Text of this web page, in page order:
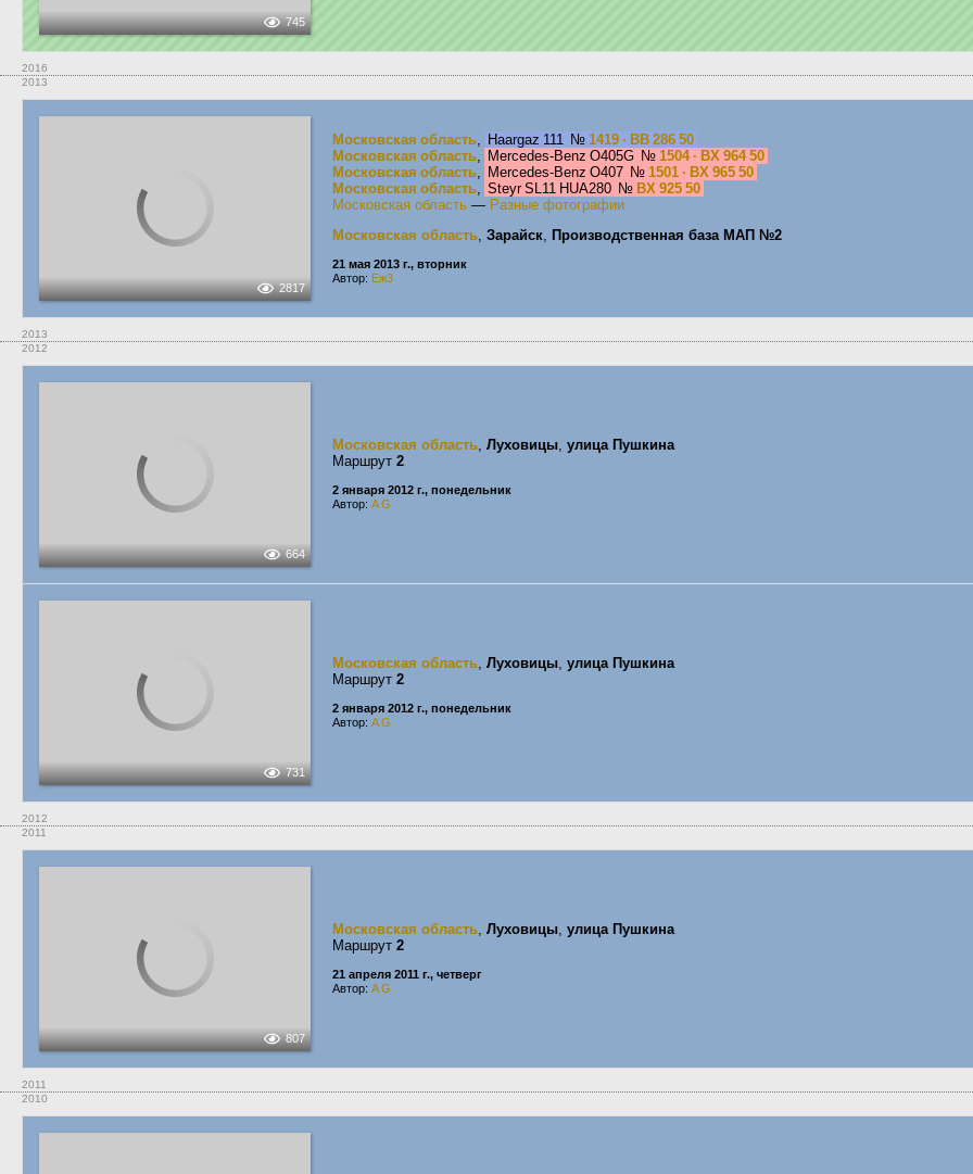
745
2016
2013
2817
Московская область, Haargaz 111 № 1419 · ВВ 286 50
Московская область, Mercedes-Benz O405G № 1504 · ВХ 964 50
Московская область, Mercedes-Benz O407 № 1501 · ВХ 965 50
Московская область, Steyr SL11 HUA280 № ВХ 925 50
Московская область — Разные фотографии
Московская область, Зарайск, Производственная база МАП №2
21 мая 2013 г., вторник
Автор: Еж3
2013
2012
664
Московская область, Луховицы, улица Пушкина
Маршрут 2
2 января 2012 г., понедельник
Автор: A G
731
Московская область, Луховицы, улица Пушкина
Маршрут 2
2 января 2012 г., понедельник
Автор: A G
2012
2011
807
Московская область, Луховицы, улица Пушкина
Маршрут 2
21 апреля 2011 г., четверг
Автор: A G
2011
2010